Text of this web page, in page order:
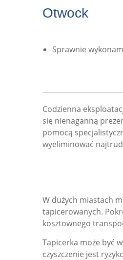
Otwock
Sprawnie
Codzienna
się nienaganną
pomocą
wyeliminować
W dużych miastach
tapicerowanych.
kosztownego
Tapicerka może być
czyszczenie jest